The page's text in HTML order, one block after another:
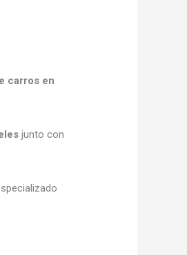
carros en
junto con